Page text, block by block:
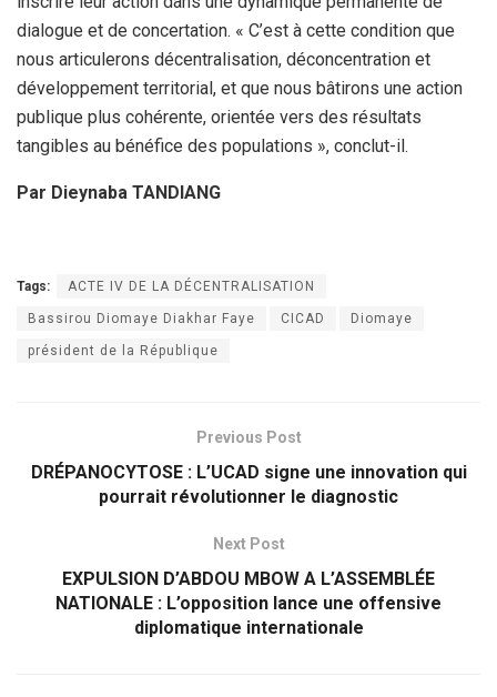
dialogue et de concertation. « C’est à cette condition que
nous articulerons décentralisation, déconcentration et
développement territorial, et que nous bâtirons une action
publique plus cohérente, orientée vers des résultats
tangibles au bénéfice des populations », conclut-il.
Par Dieynaba TANDIANG
Tags: ACTE IV DE LA DÉCENTRALISATION
Bassirou Diomaye Diakhar Faye CICAD Diomaye
président de la République
Previous Post
DRÉPANOCYTOSE : L’UCAD signe une innovation qui
pourrait révolutionner le diagnostic
Next Post
EXPULSION D’ABDOU MBOW A L’ASSEMBLÉE
NATIONALE : L’opposition lance une offensive
diplomatique internationale